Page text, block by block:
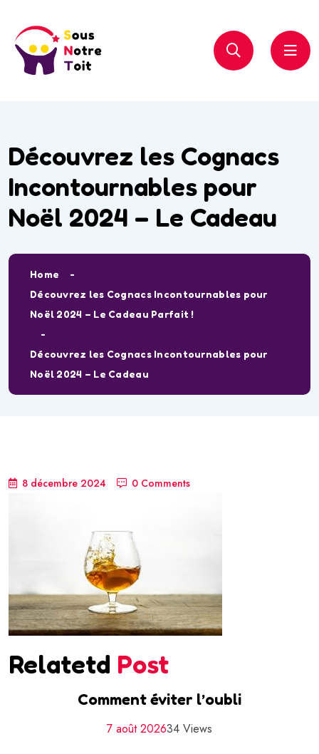
Découvrez les Cognacs
Incontournables pour
Noël 2024 – Le Cadeau
Home
Découvrez les Cognacs Incontournables pour
Noël 2024 – Le Cadeau Parfait !
Découvrez les Cognacs Incontournables pour
Noël 2024 – Le Cadeau
8 décembre 2024 0 Comments
Relatetd Post
Comment éviter l’oubli
7 août 202634 Views